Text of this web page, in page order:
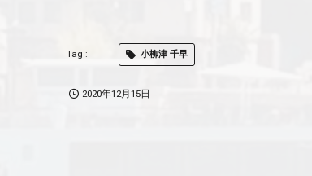
小柳津 千早
2020年12月15日